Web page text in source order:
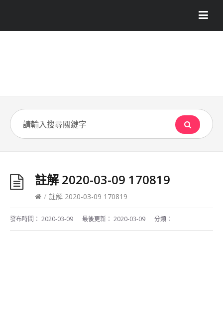
註解 2020-03-09 170819
/ 註解 2020-03-09 170819
發布時間： 2020-03-09 最後更新： 2020-03-09 分類：